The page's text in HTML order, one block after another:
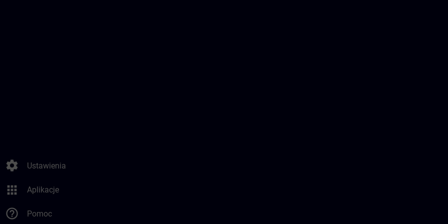
settings Ustawienia
apps Aplikacje
help_outline Pomoc